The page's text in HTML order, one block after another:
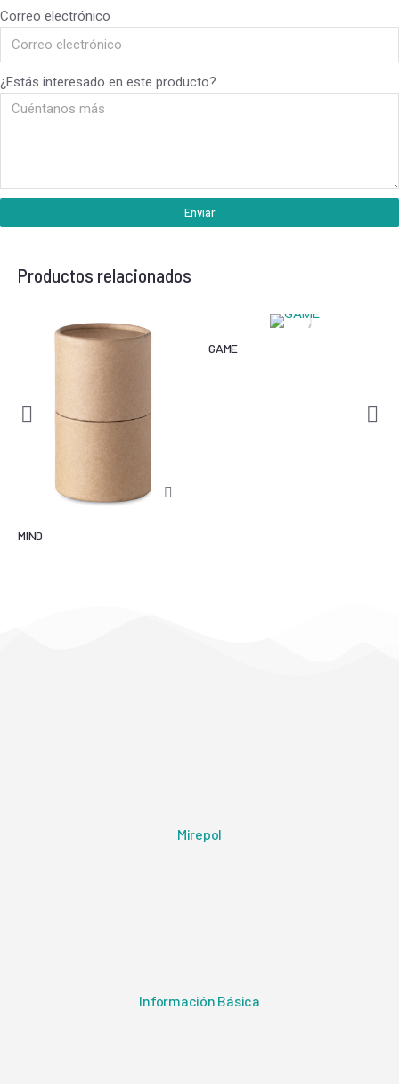
Correo electrónico
¿Estás interesado en este producto?
Enviar
Productos relacionados
MIND
GAME
Mirepol
Información Básica